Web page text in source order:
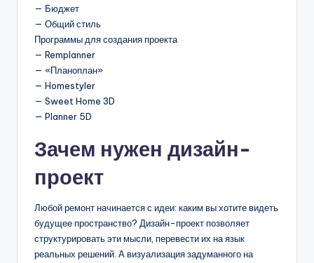
— Бюджет
— Общий стиль
Программы для создания проекта
— Remplanner
— «Планоплан»
— Homestyler
— Sweet Home 3D
— Planner 5D
Зачем нужен дизайн-
проект
Любой ремонт начинается с идеи: каким вы хотите видеть
будущее пространство? Дизайн-проект позволяет
структурировать эти мысли, перевести их на язык
реальных решений. А визуализация задуманного на